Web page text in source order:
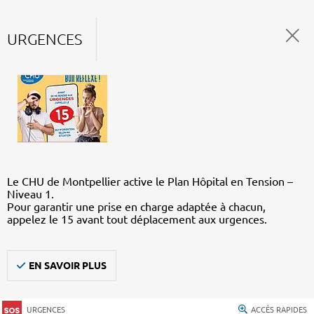
URGENCES
Le CHU de Montpellier active le Plan Hôpital en Tension –
Niveau 1.
Pour garantir une prise en charge adaptée à chacun,
appelez le 15 avant tout déplacement aux urgences.
EN SAVOIR PLUS
URGENCES ACCÈS RAPIDES